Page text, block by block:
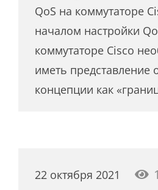
QoS на коммутаторе
началом настройки
коммутаторе Cisco
иметь представление
концепции как
22 октября 2021